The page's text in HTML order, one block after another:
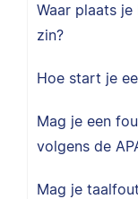
Waar plaats
zin?
Hoe start je
Mag je een
volgens de
Mag je